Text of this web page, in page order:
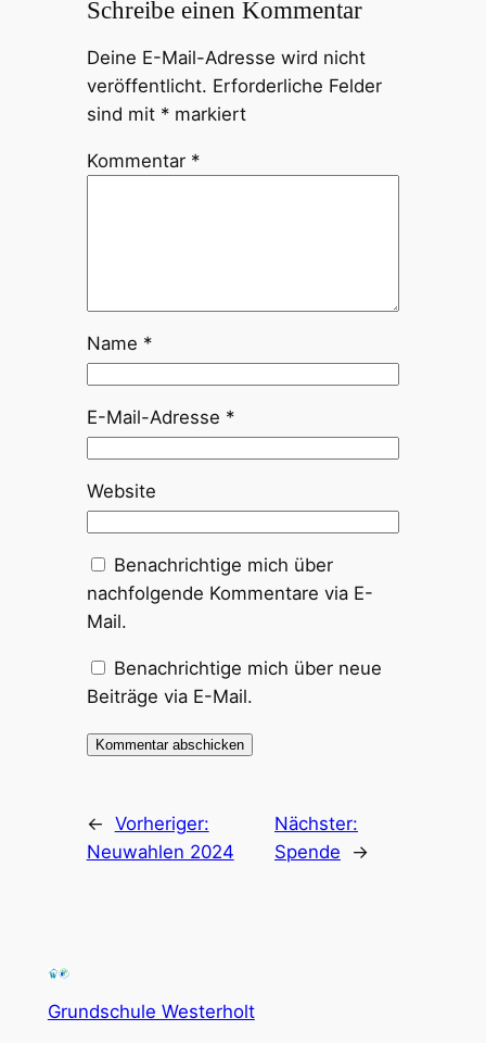
Schreibe einen Kommentar
Deine E-Mail-Adresse wird nicht
veröffentlicht. Erforderliche Felder
sind mit *markiert
Kommentar *
Name *
E-Mail-Adresse *
Website
Benachrichtige mich über
nachfolgende Kommentare via E-
Mail.
Benachrichtige mich über neue
Beiträge via E-Mail.
← Vorheriger:
Neuwahlen 2024
Nächster:
Spende
→
Grundschule Westerholt